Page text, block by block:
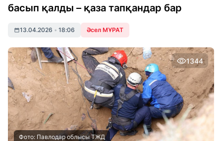
басып қалды – қаза тапқандар бар
13.04.2026 • 18:06 Әсел МҰРАТ
1344
Фото: Павлодар облысы ТЖД